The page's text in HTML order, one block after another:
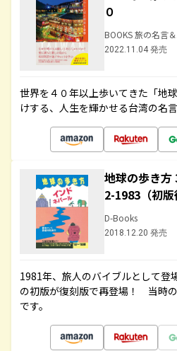
０
BOOKS 旅の名言
2022.11.04 発売
世界を４０年以上歩いてきた「地
けする、人生を輝かせる台湾の名
地球の歩き方
2-1983（初版
D-Books
2018.12.20 発売
1981年、旅人のバイブルとして登
の初版が復刻版で再登場！ 当時
です。